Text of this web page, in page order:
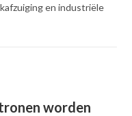
en industriële
worden